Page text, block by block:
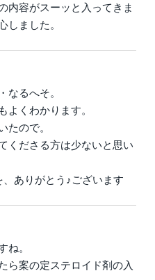
内容がスーッと入ってきま
しました。
なるへそ。
よくわかります。
たので。
くださる方は少ないと思い
ありがとう♪ございます
ね。
ら案の定ステロイド剤の入